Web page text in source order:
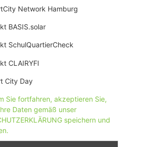
Network Hamburg
BASIS.solar
SchulQuartierCheck
CLAIRYFI
City Day
Sie fortfahren, akzeptieren Sie,
Daten gemäß unser
speichern und